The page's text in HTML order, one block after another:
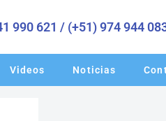
990 621 / (+51) 974 944
Videos Noticias